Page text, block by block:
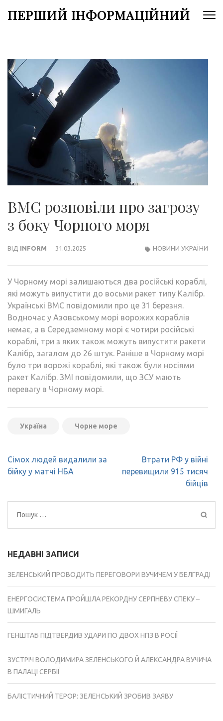
доПЕРШИЙ ІНФОРМАЦІЙНИЙ
ВМС розповіли про загрозу
з боку Чорного моря
ВІД INFORM 31.03.2025 НОВИНИ УКРАЇНИ
У Чорному морі залишаються два російські кораблі,
які можуть випустити до восьми ракет типу Калібр.
Українські ВМС повідомили про це 31 березня.
Водночас у Азовському морі ворожих кораблів
немає, а в Середземному морі є чотири російські
кораблі, три з яких також можуть випустити ракети
Калібр, загалом до 26 штук. Раніше в Чорному морі
було три ворожі кораблі, які також були носіями
ракет Калібр. ЗМІ повідомили, що ЗСУ мають
перевагу в Чорному морі.
Україна Чорне море
Навігація
записів
Сімох людей видалили за
бійку у матчі НБА
Втрати РФ у війні
перевищили 915 тисяч
бійців
Пошук:
НЕДАВНІ ЗАПИСИ
ЗЕЛЕНСЬКИЙ ПРОВОДИТЬ ПЕРЕГОВОРИ ВУЧИЧЕМ У БЕЛГРАДІ
ЕНЕРГОСИСТЕМА ПРОЙШЛА РЕКОРДНУ СЕРПНЕВУ СПЕКУ –
ШМИГАЛЬ
ГЕНШТАБ ПІДТВЕРДИВ УДАРИ ПО ДВОХ НПЗ В РОСІЇ
ЗУСТРІЧ ВОЛОДИМИРА ЗЕЛЕНСЬКОГО Й АЛЕКСАНДРА ВУЧИЧА
В ПАЛАЦІ СЕРБІЇ
БАЛІСТИЧНИЙ ТЕРОР: ЗЕЛЕНСЬКИЙ ЗРОБИВ ЗАЯВУ